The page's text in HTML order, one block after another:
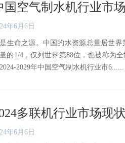
国空气制水机行业市
年6月6日
生命之源。中国的水资源总量居世
的1/4，仅列世界第88位，也被称为
2024-2029年中国空气制水机行业市6......
多联机行业市场现
年6月6日